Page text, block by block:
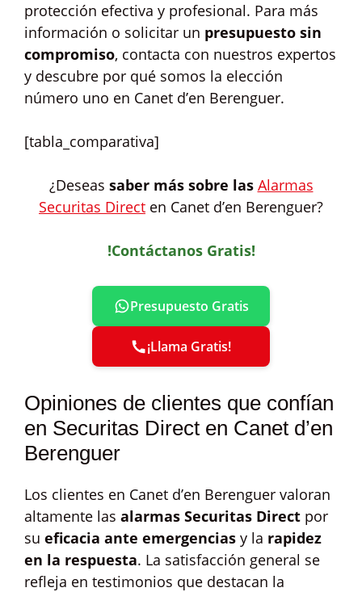
protección efectiva y profesional. Para más
información o solicitar un presupuesto sin
compromiso, contacta con nuestros expertos
y descubre por qué somos la elección
número uno en Canet d’en Berenguer.
[tabla_comparativa]
¿Deseas saber más sobre las Alarmas
Securitas Direct en Canet d’en Berenguer?
!Contáctanos Gratis!
Presupuesto Gratis
¡Llama Gratis!
Opiniones de clientes que confían
en Securitas Direct en Canet d’en
Berenguer
Los clientes en Canet d’en Berenguer valoran
altamente las alarmas Securitas Direct por
su eficacia ante emergencias y la rapidez
en la respuesta. La satisfacción general se
refleja en testimonios que destacan la